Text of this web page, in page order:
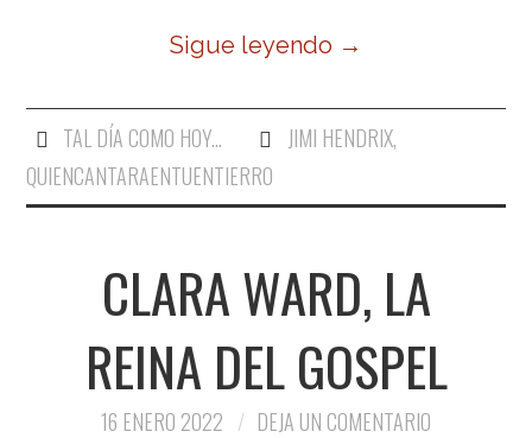
Sigue leyendo →
TAL DÍA COMO HOY... JIMI HENDRIX,
QUIENCANTARAENTUENTIERRO
CLARA WARD, LA
REINA DEL GOSPEL
16 ENERO 2022 DEJA UN COMENTARIO